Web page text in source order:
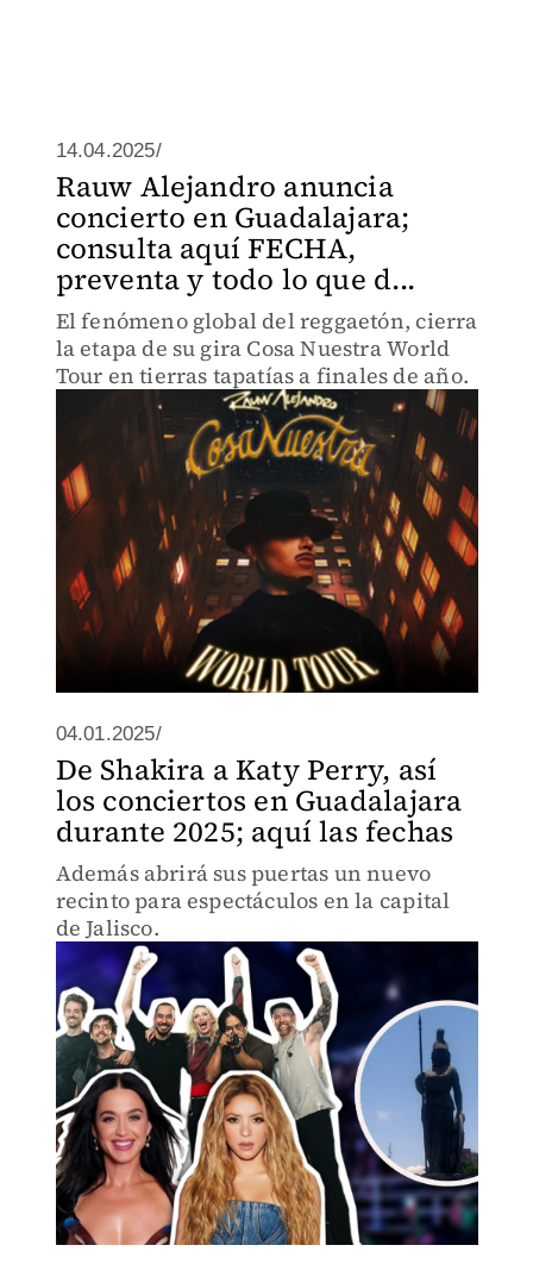
14.04.2025/
Rauw Alejandro anuncia
concierto en Guadalajara;
consulta aquí FECHA,
preventa y todo lo que d...
El fenómeno global del reggaetón, cierra
la etapa de su gira Cosa Nuestra World
Tour en tierras tapatías a finales de año.
04.01.2025/
De Shakira a Katy Perry, así
los conciertos en Guadalajara
durante 2025; aquí las fechas
Además abrirá sus puertas un nuevo
recinto para espectáculos en la capital
de Jalisco.